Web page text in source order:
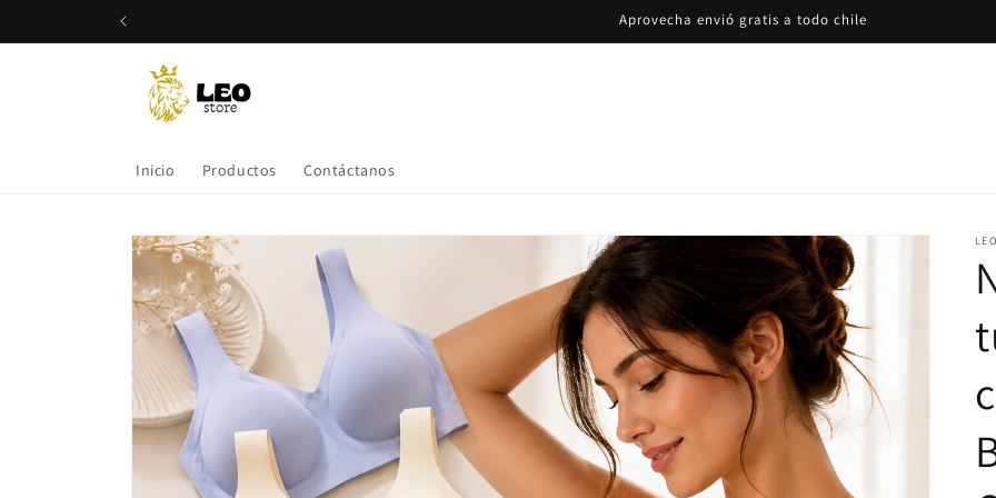
al contenido
Paga al recibir en casa
Inicio Productos Contáctanos
directamente
a la
información
del producto